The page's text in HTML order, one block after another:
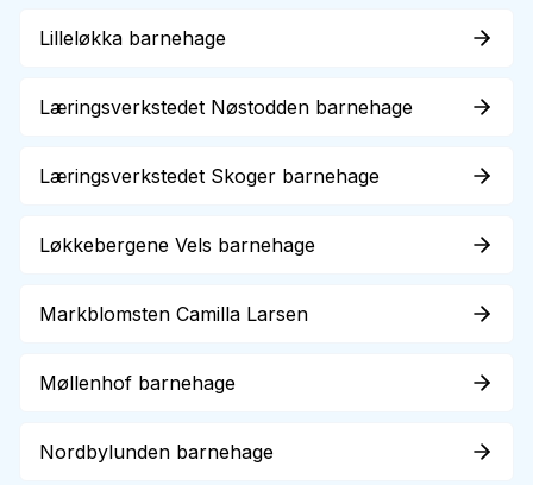
Lilleløkka barnehage
Læringsverkstedet Nøstodden barnehage
Læringsverkstedet Skoger barnehage
Løkkebergene Vels barnehage
Markblomsten Camilla Larsen
Møllenhof barnehage
Nordbylunden barnehage